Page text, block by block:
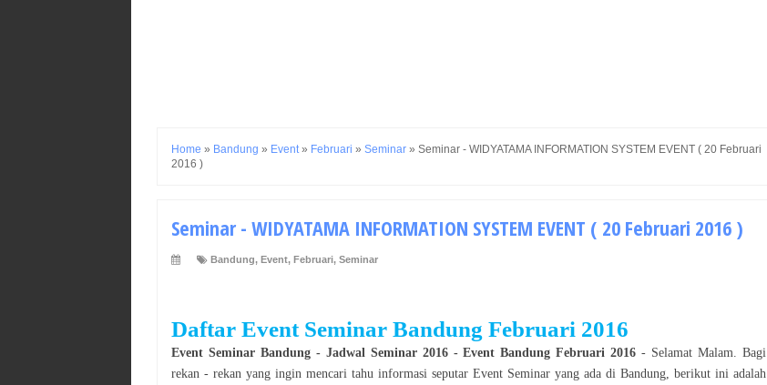
Home » Bandung » Event » Februari » Seminar » Seminar - WIDYATAMA INFORMATION SYSTEM EVENT ( 20 Februari
2016 )
Seminar - WIDYATAMA INFORMATION SYSTEM EVENT ( 20 Februari 2016 )
Bandung, Event, Februari, Seminar
Daftar Event Seminar Bandung Februari 2016
Event Seminar Bandung- Jadwal Seminar 2016- EventBandung Februari 2016 - SelamatMalam . Bagi
rekan - rekan yang ingin mencari tahu informasi seputar Event Seminar yang ada di Bandung , berikut ini adalah